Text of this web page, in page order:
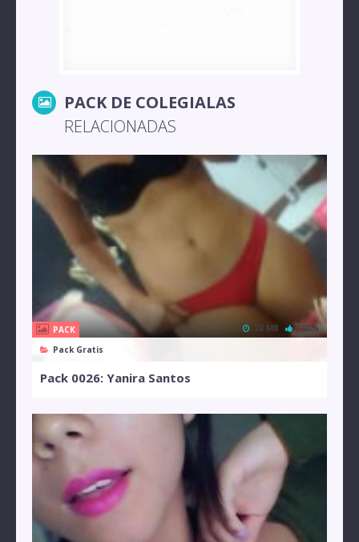
PACK DE COLEGIALAS
RELACIONADAS
PACK
Pack Gratis
28 MB 100%
Pack 0026: Yanira Santos